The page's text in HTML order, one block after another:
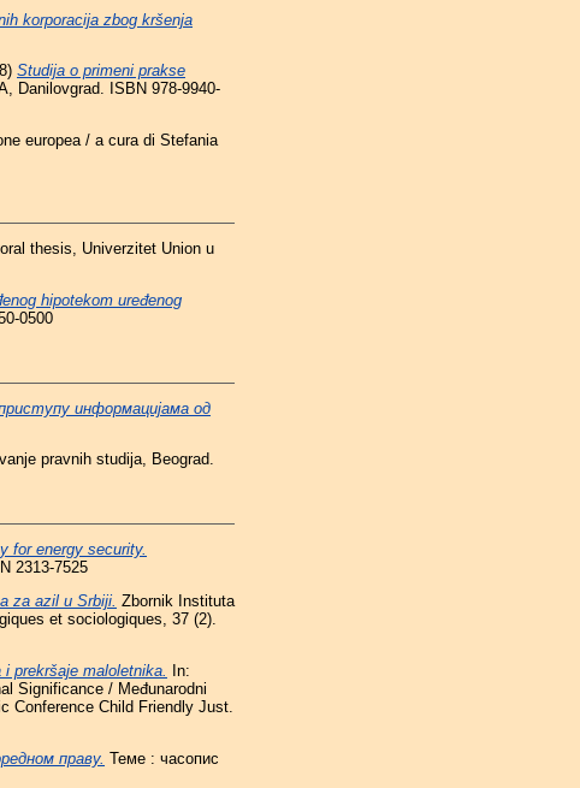
korporacija zbog kršenja
Studija o primeni prakse
Danilovgrad. ISBN 978-9940-
europea / a cura di Stefania
thesis, Univerzitet Union u
hipotekom uređenog
0500
информацијама од
pravnih studija, Beograd.
for energy security.
2313-7525
za azil u Srbiji. Zbornik Instituta
et sociologiques, 37 (2).
prekršaje maloletnika. In:
Significance / Međunarodni
Conference Child Friendly Just.
праву. Теме : часопис